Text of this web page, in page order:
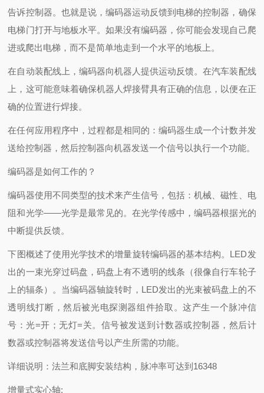
告诉控制器。也就是说，编码器运动反馈到电梯的控制器，确保
电梯门打开与地板水平。如果没有编码器，你可能会发现自己爬
进或爬出电梯，而不是简单地走到一个水平的地板上。
在自动装配线上，编码器向机器人提供运动反馈。在汽车装配线
上，这可能意味着确保机器人焊接臂具有正确的信息，以便在正
确的位置进行焊接。
在任何应用程序中，过程都是相同的：编码器生成一个计数并发
送给控制器，然后控制器向机器发送一个信号以执行一个功能。
编码器是如何工作的？
编码器使用不同类型的技术来产生信号，包括：机械、磁性、电
阻和光学——光学是最常见的。在光学传感中，编码器根据光的
中断提供反馈。
下图概述了使用光学技术的增量旋转编码器的基本结构。LED发
出的一束光穿过码盘，码盘上有不透明的线条（很像自行车轮子
上的辐条）。当编码器轴旋转时，LED发出的光束被码盘上的不
透明线打断，然后被光电探测器组件拾取。这产生一个脉冲信
号：光=开；无灯=关。信号被发送到计数器或控制器，然后计
数器或控制器将发送信号以产生所需的功能。
详细说明：法兰和底脚安装结构，脉冲率可达到16348
增量式实心轴: